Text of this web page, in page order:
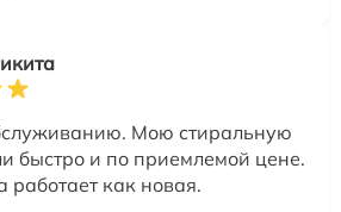
Мою стиральную
быстро и по приемлемой цене.
работает как новая.